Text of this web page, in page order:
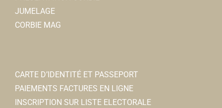
JUMELAGE
CORBIE MAG
CARTE D’IDENTITÉ ET PASSEPORT
PAIEMENTS FACTURES EN LIGNE
INSCRIPTION SUR LISTE ELECTORALE